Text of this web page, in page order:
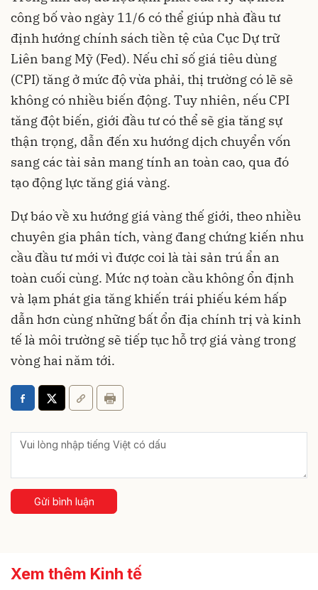
công bố vào ngày 11/6 có thể giúp nhà đầu tư
định hướng chính sách tiền tệ của Cục Dự trữ
Liên bang Mỹ (Fed). Nếu chỉ số giá tiêu dùng
(CPI) tăng ở mức độ vừa phải, thị trường có lẽ sẽ
không có nhiều biến động. Tuy nhiên, nếu CPI
tăng đột biến, giới đầu tư có thể sẽ gia tăng sự
thận trọng, dẫn đến xu hướng dịch chuyển vốn
sang các tài sản mang tính an toàn cao, qua đó
tạo động lực tăng giá vàng.
Dự báo về xu hướng giá vàng thế giới, theo nhiều
chuyên gia phân tích, vàng đang chứng kiến nhu
cầu đầu tư mới vì được coi là tài sản trú ẩn an
toàn cuối cùng. Mức nợ toàn cầu không ổn định
và lạm phát gia tăng khiến trái phiếu kém hấp
dẫn hơn cùng những bất ổn địa chính trị và kinh
tế là môi trường sẽ tiếp tục hỗ trợ giá vàng trong
vòng hai năm tới.
Gửi bình luận
Xem thêm Kinh tế